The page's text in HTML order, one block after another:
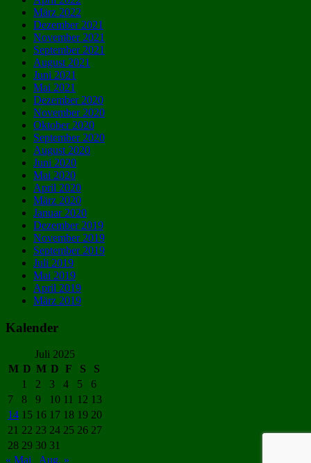
März 2022
Dezember 2021
November 2021
September 2021
August 2021
Juni 2021
Mai 2021
Dezember 2020
November 2020
Oktober 2020
September 2020
August 2020
Juni 2020
Mai 2020
April 2020
März 2020
Januar 2020
Dezember 2019
November 2019
September 2019
Juli 2019
Mai 2019
April 2019
März 2019
Kalender
Juli 2025
M D M D F S
S
1
2 3 4 5
6
7
8 9 10 11 12 13
14 15 16 17 18 19 20
21 22 23 24 25 26 27
28 29 30 31
« Mai
Aug. »